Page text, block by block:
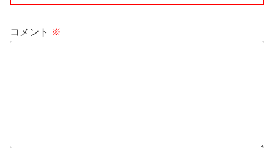
コメント ※